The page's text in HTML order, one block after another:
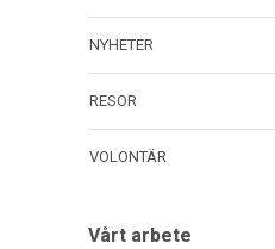
NYHETER
RESOR
VOLONTÄR
Vårt arbete